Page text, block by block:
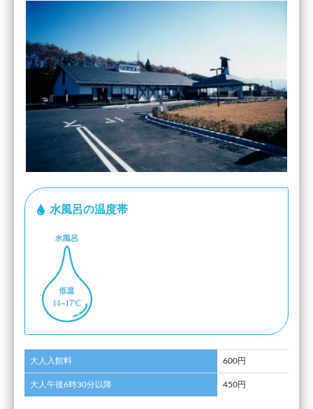
水風呂の温度帯
大人入館料 600円
大人午後6時30分以降 450円